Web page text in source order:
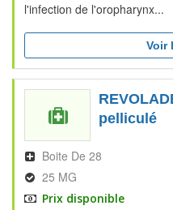
l'infection de l'oropharynx...
Voir
pelliculé
Boite De 28
25 MG
Prix disponible